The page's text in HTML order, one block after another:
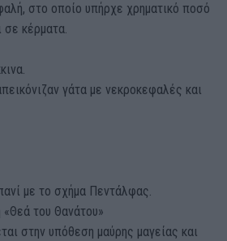
στο οποίο υπήρχε χρηματικό ποσό
σε κέρματα.
γάτα με νεκροκεφαλές και
με το σχήμα Πεντάλφας.
του Θανάτου»
στην υπόθεση μαύρης μαγείας και